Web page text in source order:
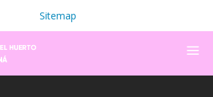
Sitemap